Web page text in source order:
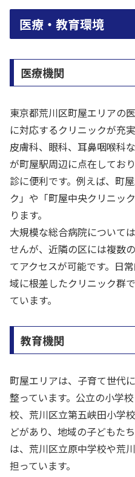
医療・教育環境
医療機関
東京都荒川区町屋エリアの
に対応するクリニックが充
皮膚科、眼科、耳鼻咽喉科
が町屋駅周辺に点在してお
診に便利です。例えば、町
ク」や「町屋中央クリニッ
ります。
大規模な総合病院について
せんが、近隣の区には複数
てアクセスが可能です。日
域に根差したクリニック群
ています。
教育機関
町屋エリアは、子育て世代
整っています。公立の小学
校、荒川区立第五峡田小学
どがあり、地域の子どもた
は、荒川区立原中学校や荒
担っています。